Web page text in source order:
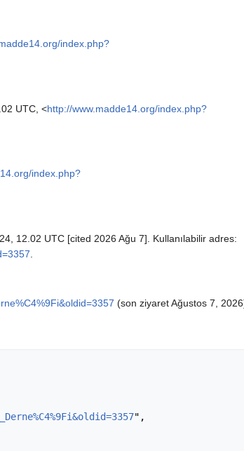
index.php?
UTC, <http://www.madde14.org/index.php?
index.php?
12.02 UTC [cited 2026 Ağu 7]. Kullanılabilir adres:
(son ziyaret Ağustos 7,
",